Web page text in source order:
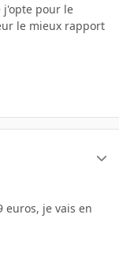
j'opte pour le
le mieux rapport
euros, je vais en